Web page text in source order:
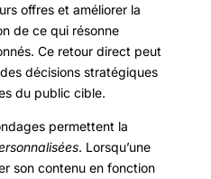
offres et améliorer la
de ce qui résonne
Ce retour direct peut
décisions stratégiques
du public cible.
permettent la
. Lorsqu’une
son contenu en fonction